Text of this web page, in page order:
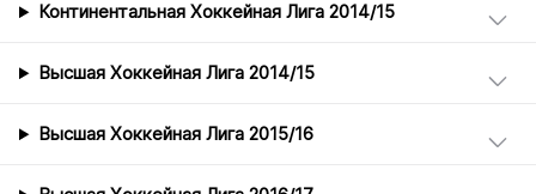
Континентальная Хоккейная Лига 2014/15
Высшая Хоккейная Лига 2014/15
Высшая Хоккейная Лига 2015/16